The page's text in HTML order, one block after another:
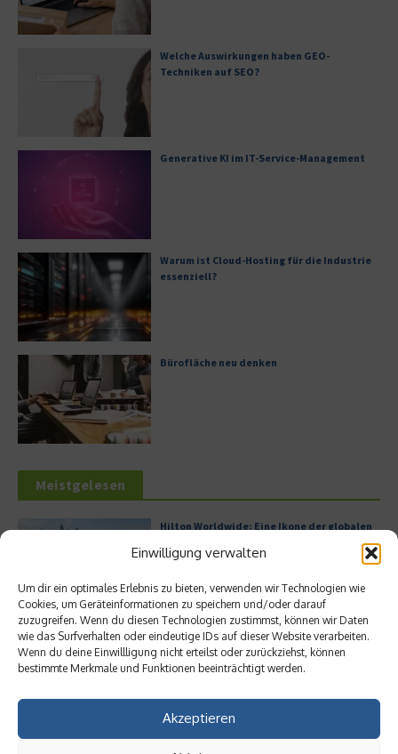
Einwilligung verwalten
Um dir ein optimales Erlebnis zu bieten, verwenden wir Technologien wie
Cookies, um Geräteinformationen zu speichern und/oder darauf
zuzugreifen. Wenn du diesen Technologien zustimmst, können wir Daten
wie das Surfverhalten oder eindeutige IDs auf dieser Website verarbeiten.
Wenn du deine Einwillligung nicht erteilst oder zurückziehst, können
bestimmte Merkmale und Funktionen beeinträchtigt werden.
Akzeptieren
Welche Auswirkungen haben GEO-
Techniken auf SEO?
Generative KI im IT-Service-Management
Warum ist Cloud-Hosting für die Industrie
essenziell?
Bürofläche neu denken
Meistgelesen
Hilton Worldwide: Eine Ikone der globalen
Leitfaden zur Eröffnung eines
Geschäftskontos für kleine Unternehmen
Digitalisierung als Wettbewerbsvorteil